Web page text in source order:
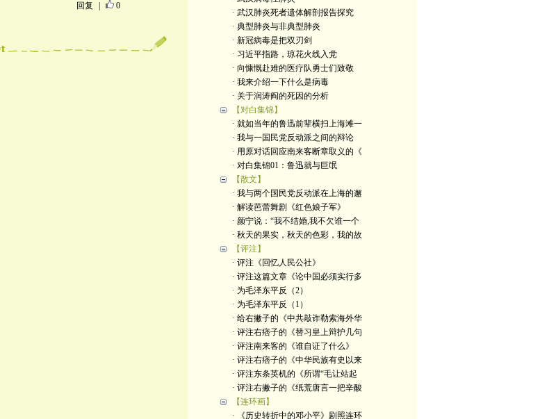
回复 0
· 武汉肺炎死者遗体解剖报告探究
· 典型肺炎与非典型肺炎
· 新冠病毒是把双刃剑
· 习近平指路，琼花火线入党
· 向慷慨赴难的医疗队勇士们致敬
· 我来介绍一下什么是病毒
· 关于润涛阎的死因的分析
【对白集锦】
· 就如当年的鲁迅前辈横扫上海滩一
· 我与一国民党反动派之间的辩论
· 用原对话回应南来客断章取义的《
· 对白集锦01：鲁迅就与巨氓
【散文】
· 我与两个国民党反动派在上海的邂
· 解读芭蕾舞剧《红色娘子军》
· 颜宁说：“我不结婚,我不欠谁一个
· 秋天的果实，秋天的色彩，我的故
【评注】
· 评注《回忆人民公社》
· 评注这篇文章《论中国必须实行多
· 为毛泽东平反（2）
· 为毛泽东平反（1）
· 给右撇子的《中共敲诈勒索海外华
· 评注右痞子的《替习皇上辩护几句
· 评注南来客的《谁自证了什么》
· 评注右痞子的《中华民族有史以来
· 评注东条英机的《所谓“毛让站起
· 评注右撇子的《纸荒唐言一把辛酸
【连环画】
· 《历史转折中的邓小平》剧照连环